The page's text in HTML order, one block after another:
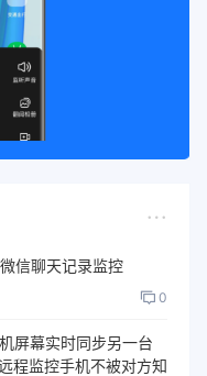
信聊天记录监控
0
屏幕实时同步另一台
程监控手机不被对方知